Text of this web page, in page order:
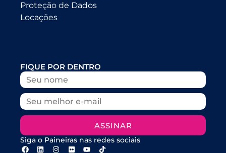
Proteção de Dados
Locações
FIQUE POR DENTRO
ASSINAR
Siga o Paineiras nas redes sociais